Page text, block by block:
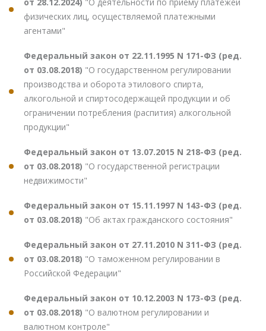
физических лиц, осуществляемой платежными
агентами"
Федеральный закон от 22.11.1995 N 171-ФЗ (ред.
от 03.08.2018) "О государственном регулировании
производства и оборота этилового спирта,
алкогольной и спиртосодержащей продукции и об
ограничении потребления (распития) алкогольной
продукции"
Федеральный закон от 13.07.2015 N 218-ФЗ (ред.
от 03.08.2018) "О государственной регистрации
недвижимости"
Федеральный закон от 15.11.1997 N 143-ФЗ (ред.
от 03.08.2018) "Об актах гражданского состояния"
Федеральный закон от 27.11.2010 N 311-ФЗ (ред.
от 03.08.2018) "О таможенном регулировании в
Российской Федерации"
Федеральный закон от 10.12.2003 N 173-ФЗ (ред.
от 03.08.2018) "О валютном регулировании и
валютном контроле"